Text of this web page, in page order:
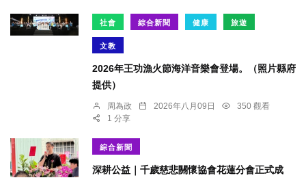
社會 綜合新聞 健康 旅遊
文教
2026年王功漁火節海洋音樂會登場。（照片縣府
提供）
周為政 2026年八月09日
350 觀看
1 分享
綜合新聞
深耕公益｜千歲慈悲關懷協會花蓮分會正式成